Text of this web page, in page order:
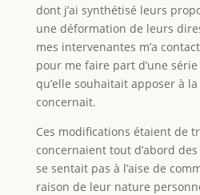
dont j’ai synthétisé leurs
une déformation de leurs
mes intervenantes m’a
pour me faire part d’une
qu’elle souhaitait apposer à
concernait.
Ces modifications étaient de
concernaient tout d’abord
se sentait pas à l’aise de
raison de leur nature